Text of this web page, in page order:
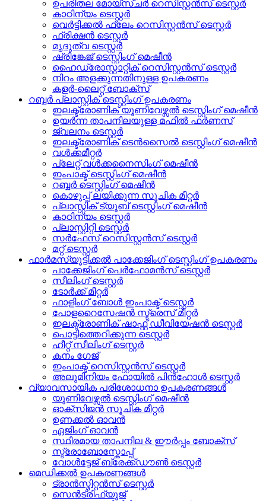
ഉപരിതല മോയ്സ്ചർ റെസിസ്റ്റൻസ് ടെസ്റ്റർ
കാഠിന്യം ടെസ്റ്റർ
വെർട്ടിക്കൽ ഫ്ലേം റെസിസ്റ്റൻസ് ടെസ്റ്റർ
ഫ്രിക്ഷൻ ടെസ്റ്റർ
മൃദുത്വ ടെസ്റ്റർ
ഷ്രിങ്കേജ് ടെസ്റ്റിംഗ് മെഷീൻ
ഹൈഡ്രോസ്റ്റാറ്റിക് റെസിസ്റ്റൻസ് ടെസ്റ്റർ
നിറം അളക്കുന്നതിനുള്ള ഉപകരണം
കളർ-ലൈറ്റ് ബോക്സ്
റബ്ബർ പ്ലാസ്റ്റിക് ടെസ്റ്റിംഗ് ഉപകരണം
ഇലക്ട്രോണിക് യൂണിവേഴ്സൽ ടെസ്റ്റിംഗ് മെഷീൻ
ഉയർന്ന താപനിലയുള്ള മഫിൽ ഫർണസ്
ജ്വലനം ടെസ്റ്റർ
ഇലക്ട്രോണിക് ടെൻസൈൽ ടെസ്റ്റിംഗ് മെഷീൻ
വൾക്കമീറ്റർ
പ്ലേറ്റ് വൾക്കനൈസിംഗ് മെഷീൻ
ഇംപാക്ട് ടെസ്റ്റിംഗ് മെഷീൻ
റബ്ബർ ടെസ്റ്റിംഗ് മെഷീൻ
കൊഴുപ്പ് ലയിക്കുന്ന സൂചിക മീറ്റർ
പ്ലാസ്റ്റിക് ട്യൂബ് ടെസ്റ്റിംഗ് മെഷീൻ
കാഠിന്യം ടെസ്റ്റർ
പ്ലാസ്റ്റിറ്റി ടെസ്റ്റർ
സർഫേസ് റെസിസ്റ്റൻസ് ടെസ്റ്റർ
മറ്റ് ടെസ്റ്റർ
ഫാർമസ്യൂട്ടിക്കൽ പാക്കേജിംഗ് ടെസ്റ്റിംഗ് ഉപകരണം
പാക്കേജിംഗ് പെർഫോമൻസ് ടെസ്റ്റർ
സീലിംഗ് ടെസ്റ്റർ
ടോർക്ക് മീറ്റർ
ഫാളിംഗ് ബോൾ ഇംപാക്ട് ടെസ്റ്റർ
പോളറൈസേഷൻ സ്ട്രെസ് മീറ്റർ
ഇലക്ട്രോണിക് ഷാഫ്റ്റ് ഡീവിയേഷൻ ടെസ്റ്റർ
പൊട്ടിത്തെറിക്കുന്ന ടെസ്റ്റർ
ഹീറ്റ് സീലിംഗ് ടെസ്റ്റർ
കനം ഗേജ്
ഇംപാക്ട് റെസിസ്റ്റൻസ് ടെസ്റ്റർ
അലുമിനിയം ഫോയിൽ പിൻഹോൾ ടെസ്റ്റർ
വ്യാവസായിക പരിശോധനാ ഉപകരണങ്ങൾ
യൂണിവേഴ്സൽ ടെസ്റ്റിംഗ് മെഷീൻ
ഓക്സിജൻ സൂചിക മീറ്റർ
ഉണക്കൽ ഓവൻ
ഏജിംഗ് ഓവൻ
സ്ഥിരമായ താപനില & ഈർപ്പം ബോക്സ്
സ്ട്രോബോസ്കോപ്പ്
വോൾട്ടേജ് ബ്രേക്ക്ഡൗൺ ടെസ്റ്റർ
മെഡിക്കൽ ഉപകരണങ്ങൾ
ട്രാൻസ്മിറ്റൻസ് ടെസ്റ്റർ
സെൻട്രിഫ്യൂജ്